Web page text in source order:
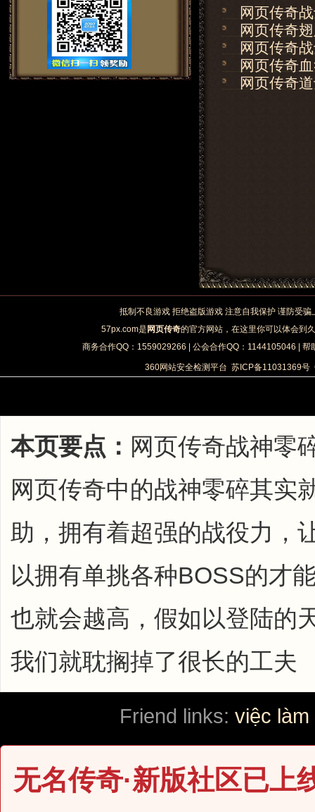
网页传奇
网页传奇
网页传奇
网页传奇
网页传奇
抵制不良游戏 拒绝盗版游戏 注意自我保护 谨防受
57px.com是 网页传奇的官方网站，在这里你可以体会到
商务合作QQ：1559029266 | 公会合作QQ：1144105046 |
360网站安全检测平台 苏ICP备11031369号
本页要点： 网页传奇战神零
网页传奇中的战神零碎其实
助，拥有着超强的战役力，
以拥有单挑各种BOSS的才
也就会越高，假如以登陆的
我们就耽搁掉了很长的工夫
Friend links: việc làm
无名传奇·新版社区已上